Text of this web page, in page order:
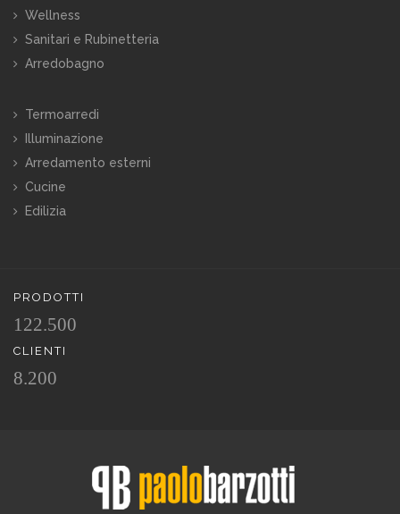
Wellness
Sanitari e Rubinetteria
Arredobagno
Termoarredi
Illuminazione
Arredamento esterni
Cucine
Edilizia
PRODOTTI
122.500
CLIENTI
8.200